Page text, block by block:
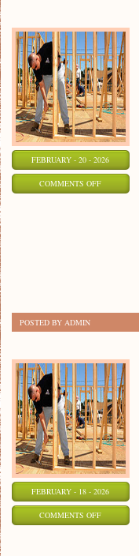
FEBRUARY - 20 - 2026
COMMENTS OFFON
POSTED BY ADMIN
FEBRUARY - 18 - 2026
COMMENTS OFFON